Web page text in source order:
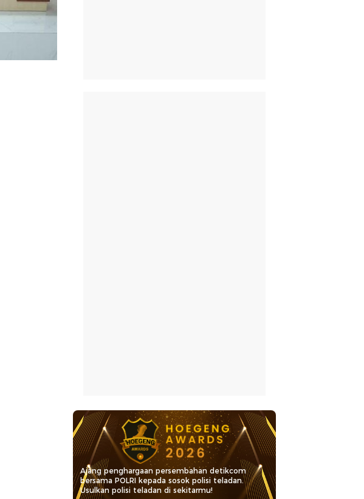
Ajang penghargaan persembahan detikcom
bersama POLRI kepada sosok polisi teladan.
Usulkan polisi teladan di sekitarmu!